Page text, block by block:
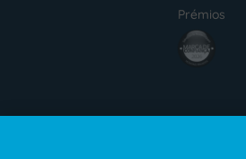
Prémios
award4